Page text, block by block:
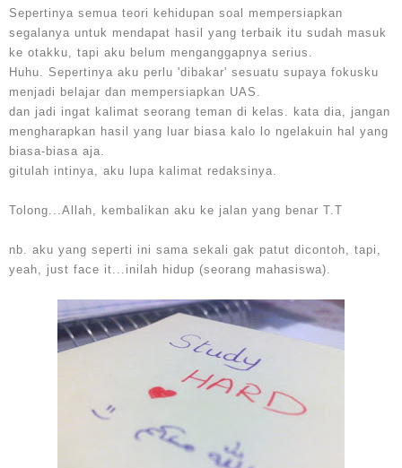
Sepertinya semua teori kehidupan soal mempersiapkan
segalanya untuk mendapat hasil yang terbaik itu sudah masuk
ke otakku, tapi aku belum menganggapnya serius.
Huhu. Sepertinya aku perlu 'dibakar' sesuatu supaya fokusku
menjadi belajar dan mempersiapkan UAS.
dan jadi ingat kalimat seorang teman di kelas. kata dia, jangan
mengharapkan hasil yang luar biasa kalo lo ngelakuin hal yang
biasa-biasa aja.
gitulah intinya, aku lupa kalimat redaksinya.
Tolong...Allah, kembalikan aku ke jalan yang benar T.T
nb. aku yang seperti ini sama sekali gak patut dicontoh, tapi,
yeah, just face it...inilah hidup (seorang mahasiswa).